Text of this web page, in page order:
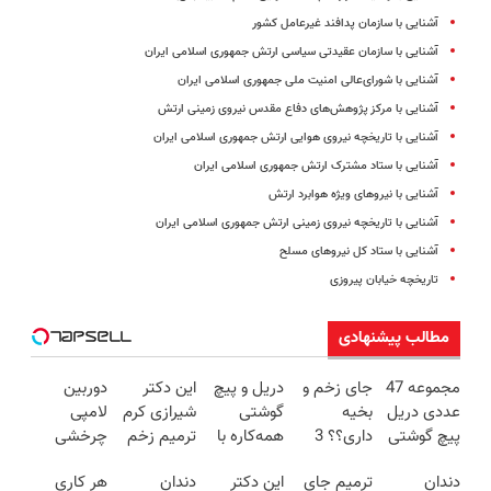
آشنایی با سازمان پدافند غیرعامل کشور
آشنایی با سازمان عقیدتی سیاسی ارتش جمهوری اسلامی ایران
آشنایی با شورای‌عالی امنیت ملی جمهوری اسلامی ایران
آشنایی با مرکز پژوهش‌های دفاع مقدس نیروی زمینی ارتش
آشنایی با تاریخچه نیروی هوایی ارتش جمهوری اسلامی ایران
آشنایی با ستاد مشترک ارتش جمهوری اسلامی ایران
آشنایی با نیروهای ویژه هوابرد ارتش
آشنایی با تاریخچه نیروی زمینی ارتش جمهوری اسلامی ایران
آشنایی با ستاد کل نیروهای مسلح
تاریخچه خیابان پیروزی
مطالب پیشنهادی
مجموعه 47
عددی دریل
پیچ گوشتی
(تخفیف به
جای زخم و
بخیه
داری؟؟ 3
محوش کن!
دریل و پیچ
گوشتی
همه‌کاره با
هوشمند ⚙️
این دکتر
شیرازی کرم
ترمیم زخم
ساخت!!!
دوربین
لامپی
چرخشی
فقط امروز
دندان
ترمیم جای
این دکتر
دندان
هر کاری